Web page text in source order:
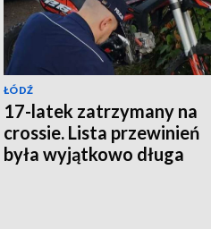
ŁÓDŹ
17-latek zatrzymany na
crossie. Lista przewinień
była wyjątkowo długa